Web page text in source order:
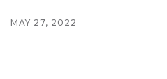
MAY 27, 2022